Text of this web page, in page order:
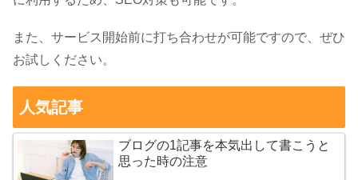
また、サービス開始前に打ち合わせが可能ですので、ぜひ
お試しください。
人気記事
ブログの1記事を本気出して書こうと
思った時の注意